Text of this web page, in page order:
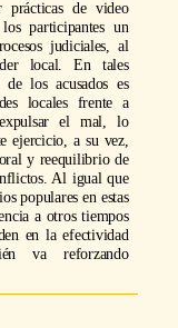
prácticas de video
participantes un
judiciales, al
local. En tales
los acusados es
locales frente a
expulsar el mal, lo
ejercicio, a su vez,
y reequilibrio de
Al igual que
populares en estas
a otros tiempos
en la efectividad
va reforzando